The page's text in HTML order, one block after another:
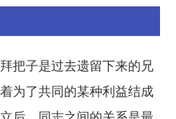
把子是过去遗留下来的兄
为了共同的某种利益结成